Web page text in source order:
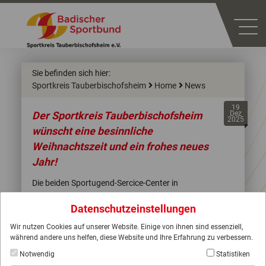
Datenschutzeinstellungen
Wir nutzen Cookies auf unserer Website. Einige von ihnen sind essenziell,
während andere uns helfen, diese Website und Ihre Erfahrung zu verbessern.
Notwendig
Statistiken
Sie befinden sich hier:
Sportkreis Tauberbischofsheim
Home News
19
Dez
2025
Der Sportkreis Tauberbischofsheim
wünscht eine besinnliche
Weihnachtszeit und ein frohes neues
Jahr!
Die beiden Sportugend-Sercice-Center in
Tauberbischofsheim und Mergentheim sind in der Zeit
vom 20.12.2025 bis einschließlich 06.01.2026
Sie persönlich erreichbar.
Gleichzeitig möchten wir Danke sagen für die